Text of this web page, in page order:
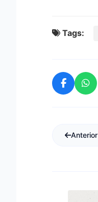
Tags:
Anterior